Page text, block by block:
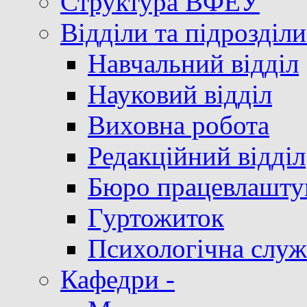
Відділи та
Навчальний відділ
Науковий відділ
Виховна робота
Редакційний відділ
Бюро
Гуртожиток
Психологічна
Кафедри -